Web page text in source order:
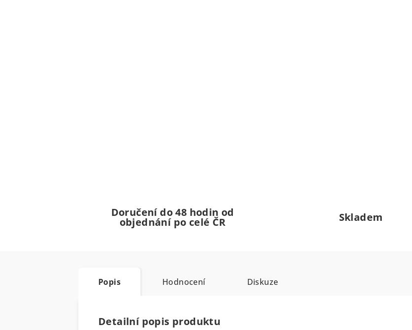
Doručení do 48 hodin od
objednání po celé ČR Skladem
Popis Hodnocení Diskuze
Detailní popis produktu